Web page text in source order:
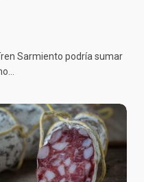
Sarmiento podría sumar